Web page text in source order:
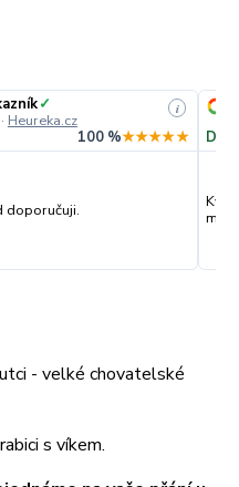
✓
· Heureka.cz
i
100 %★★★★★
doporučuji.
- velké chovatelské
s víkem.